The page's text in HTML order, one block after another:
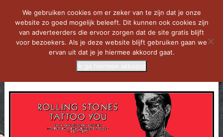
We gebruiken cookies om er zeker van te zijn dat je onze
website zo goed mogelijk beleeft. Dit kunnen ook cookies zijn
van adverteerders die ervoor zorgen dat de site gratis blijft
voor bezoekers. Als je deze website blijft gebruiken gaan we
ervan uit dat je je hiermee akkoord gaat.
Ik ga hiermee akkoord